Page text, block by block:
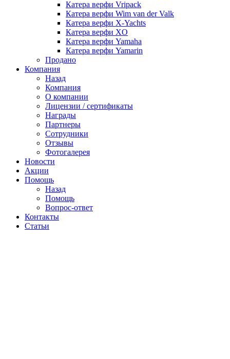
Катера верфи Vripack
Катера верфи Wim van der Valk
Катера верфи X-Yachts
Катера верфи XO
Катера верфи Yamaha
Катера верфи Yamarin
Продано
Компания
Назад
Компания
О компании
Лицензии / сертификаты
Награды
Партнеры
Сотрудники
Отзывы
Фотогалерея
Новости
Акции
Помощь
Назад
Помощь
Вопрос-ответ
Контакты
Статьи